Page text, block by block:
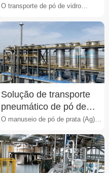
vidro
O transporte de pó de vidro
operacionais. O material···
Solução de transporte
pneumático de pó de
prata
O manuseio de pó de prata (Ag)
apresenta desafios signi···